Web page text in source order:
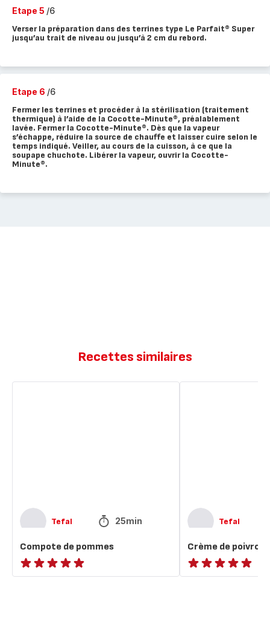
Etape 5 /6
Verser la préparation dans des terrines type Le Parfait® Super
jusqu’au trait de niveau ou jusqu’à 2 cm du rebord.
Etape 6 /6
Fermer les terrines et procéder à la stérilisation (traitement
thermique) à l’aide de la Cocotte-Minute®, préalablement
lavée. Fermer la Cocotte-Minute®. Dès que la vapeur
s’échappe, réduire la source de chauffe et laisser cuire selon le
temps indiqué. Veiller, au cours de la cuisson, à ce que la
soupape chuchote. Libérer la vapeur, ouvrir la Cocotte-
Minute®.
Recettes similaires
Tefal 25min
Compote de pommes
ratings.NaN
Tefal
Crème de
ratings.NaN